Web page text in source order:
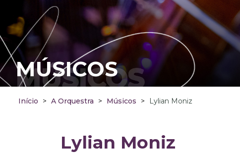
MÚSICOS
MÚSICOS
Início > A Orquestra > Músicos > Lylian Moniz
Lylian Moniz